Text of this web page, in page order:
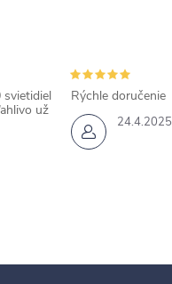
svietidiel
už
24.4.2025
Rýchle doručenie